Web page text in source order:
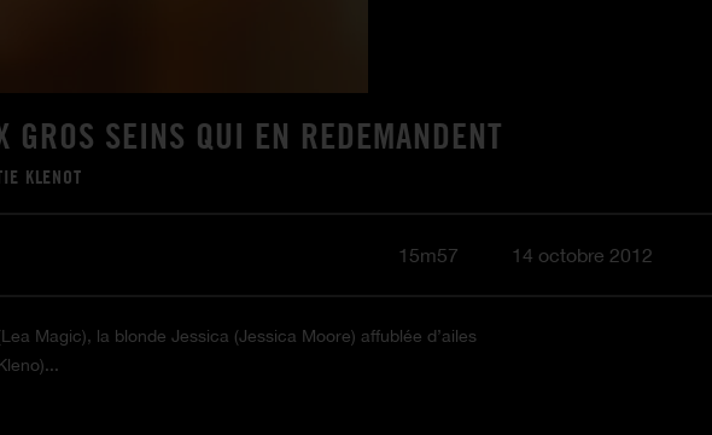
SEINS QUI EN REDEMANDENT
KLENOT
15m57 14 octobre 2012
Magic), la blonde Jessica (Jessica Moore) affublée d’ailes